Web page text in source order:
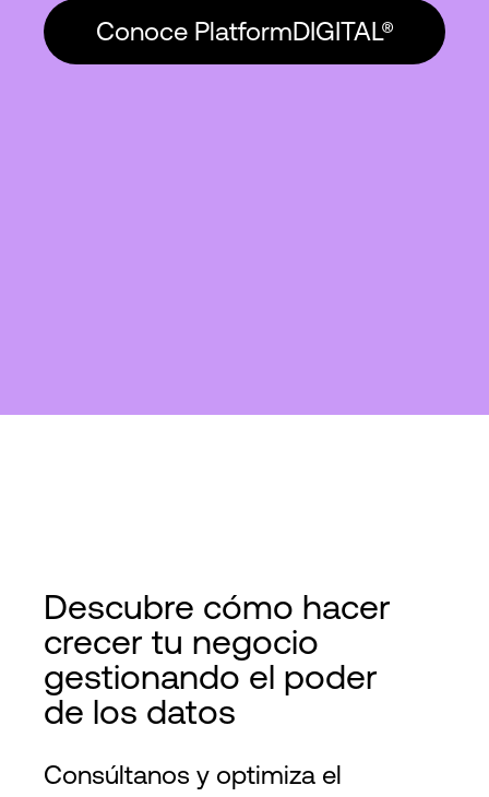
Conoce PlatformDIGITAL®
Descubre cómo hacer
crecer tu negocio
gestionando el poder
de los datos
Consúltanos y optimiza el